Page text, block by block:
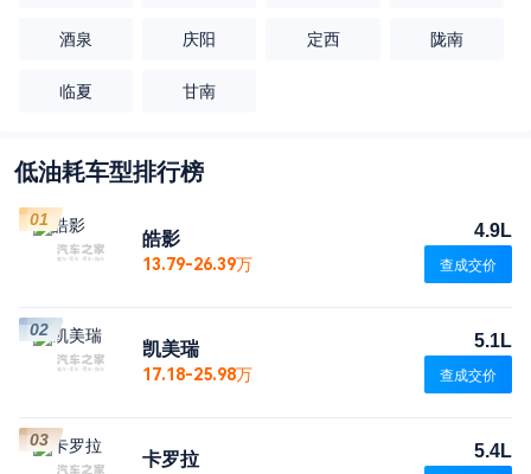
酒泉 庆阳 定西 陇南
临夏 甘南
低油耗车型排行榜
皓影
13.79-26.39万
4.9L
查成交价
01
凯美瑞
17.18-25.98万
5.1L
查成交价
02
卡罗拉 5.4L
03